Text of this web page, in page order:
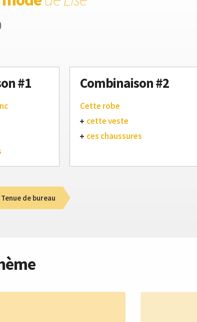
#1 Combinaison #2
Cette robe
cette veste
ces chaussures
Tenue de bureau